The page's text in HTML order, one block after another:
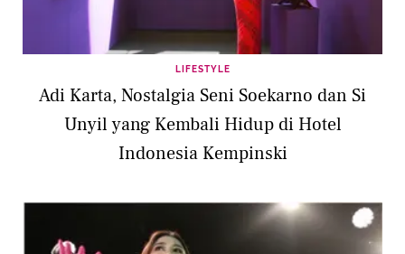
LIFESTYLE
Adi Karta, Nostalgia Seni Soekarno dan Si
Unyil yang Kembali Hidup di Hotel
Indonesia Kempinski